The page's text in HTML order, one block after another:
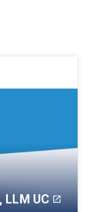
LLM UC launch